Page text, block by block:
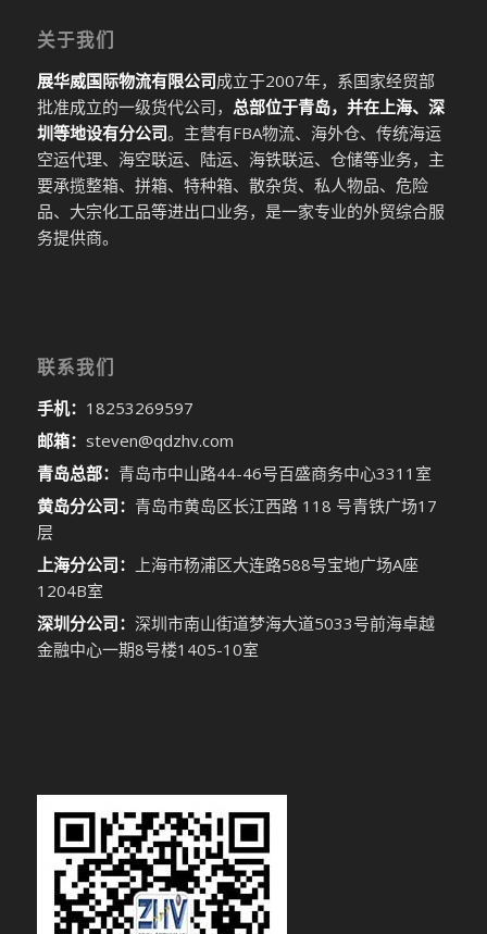
关于我们
展华威国际物流有限公司成立于2007年，系国家经贸部
批准成立的一级货代公司， 总部位于青岛，并在上海、深
圳等地设有分公司。主营有FBA物流、海外仓、传统海运
空运代理、海空联运、陆运、海铁联运、仓储等业务，主
要承揽整箱、拼箱、特种箱、散杂货、私人物品、危险
品、大宗化工品等进出口业务，是一家专业的外贸综合服
务提供商。
联系我们
手机： 18253269597
邮箱： steven@qdzhv.com
青岛总部： 青岛市中山路44-46号百盛商务中心3311室
黄岛分公司： 青岛市黄岛区长江西路 118 号青铁广场17
层
上海分公司：
上海市杨浦区大连路588号宝地广场A座
1204B室
深圳分公司： 深圳市南山街道梦海大道5033号前海卓越
金融中心一期8号楼1405-10室